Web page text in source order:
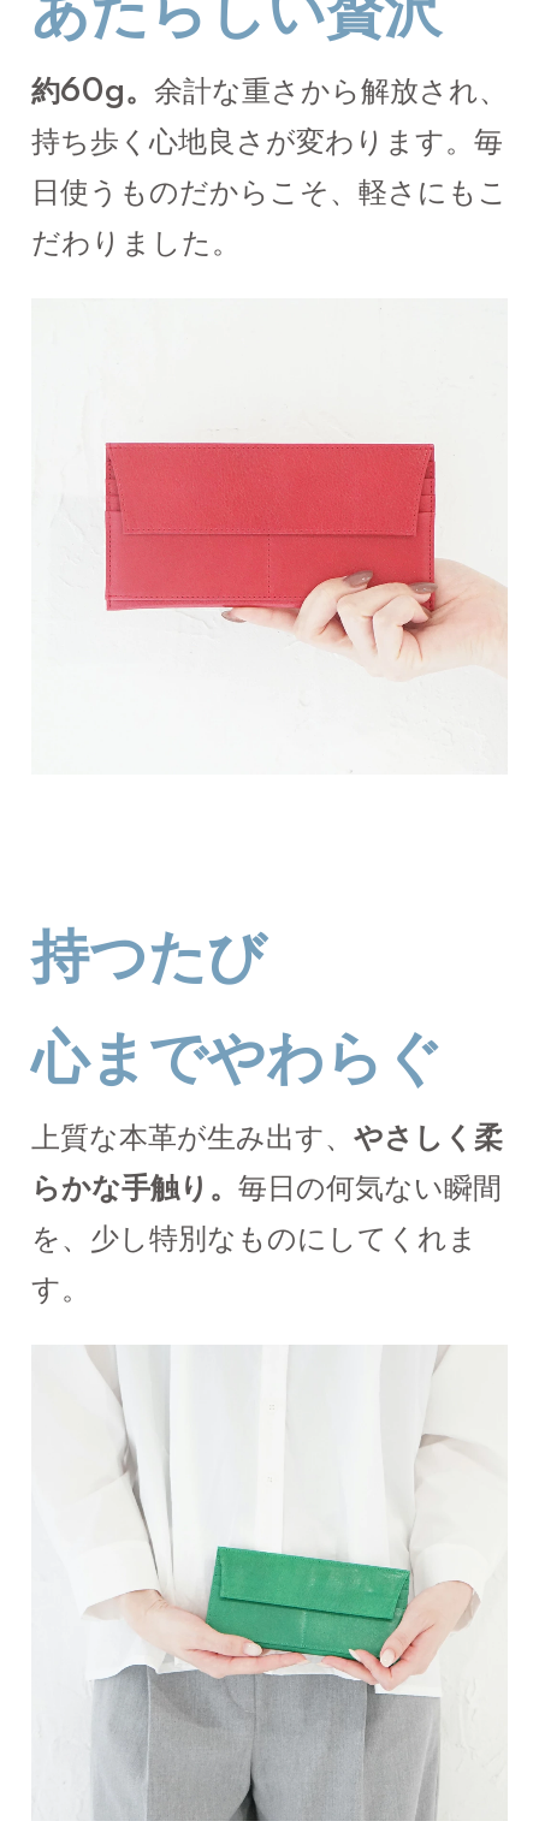
あたらしい贅沢
約60g。 余計な重さから解放され、
持ち歩く心地良さが変わります。毎
日使うものだからこそ、軽さにもこ
だわりました。
持つたび
心までやわらぐ
上質な本革が生み出す、 やさしく柔
らかな手触り。 毎日の何気ない瞬間
を、少し特別なものにしてくれま
す。